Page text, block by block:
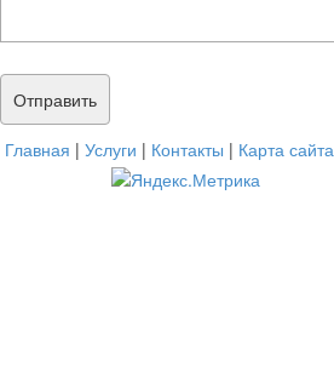
Главная | Услуги | Контакты | Карта сайта